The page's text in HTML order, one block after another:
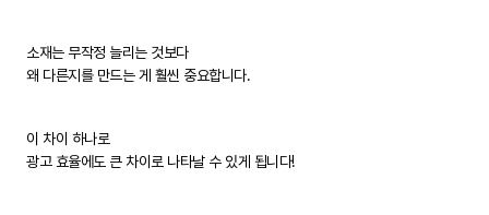
소재는 무작정 늘리는 것보다
왜 다른지를 만드는 게 훨씬 중요합니다.
이 차이 하나로
광고 효율에도 큰 차이로 나타날 수 있게 됩니다!